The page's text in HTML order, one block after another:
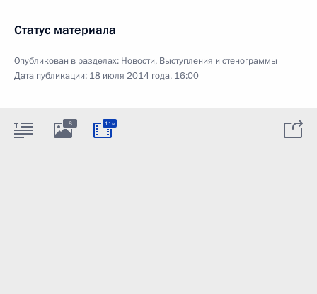
Статус материала
Опубликован в разделах: Новости, Выступления и стенограммы
Дата публикации: 18 июля 2014 года, 16:00
8 11м